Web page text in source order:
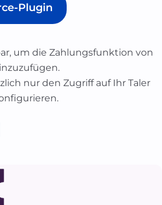
Plugin
um die Zahlungsfunktion von
nur den Zugriff auf Ihr Taler